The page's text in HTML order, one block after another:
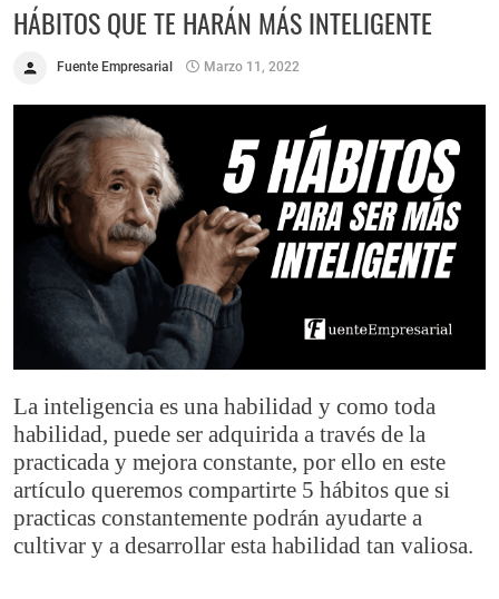
HÁBITOS QUE TE HARÁN MÁS INTELIGENTE
Fuente Empresarial Marzo 11, 2022
La inteligencia es una habilidad y como toda
habilidad, puede ser adquirida a través de la
practicada y mejora constante, por ello en este
artículo queremos compartirte 5 hábitos que si
practicas constantemente podrán ayudarte a
cultivar y a desarrollar esta habilidad tan valiosa.